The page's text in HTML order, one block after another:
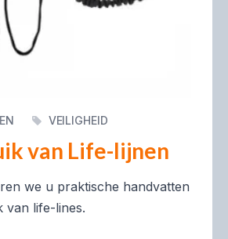
van Life-lijnen
VEILIGHEID
we u praktische handvatten
van life-lines.